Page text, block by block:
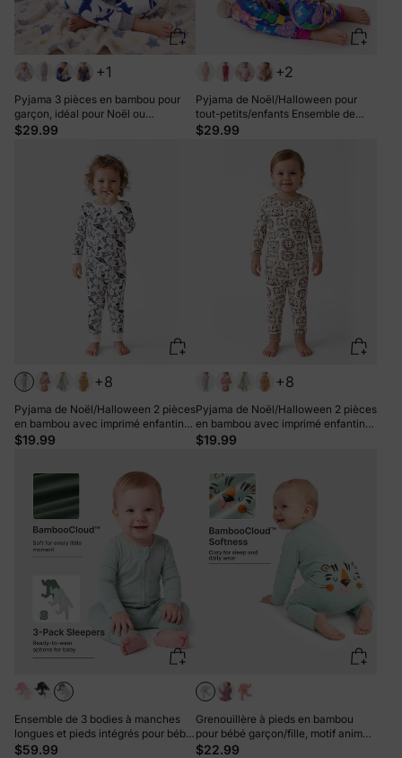
+1
Pyjama 3 pièces en bambou pour
garçon, idéal pour Noël ou
Halloween, idéal pour les 4 saisons
$29.99
+2
Pyjama de Noël/Halloween pour
tout-petits/enfants Ensemble de
pyjama 3 pièces en bambou Look 2
parfait) Bloc de couleurs
$29.99
+8
Pyjama de Noël/Halloween 2 pièces
en bambou avec imprimé enfantin
pour bébé/enfant (coupe ajustée)
$19.99
+8
Pyjama de Noël/Halloween 2 pièces
en bambou avec imprimé enfantin
pour bébé/enfant (coupe ajustée)
$19.99
Ensemble de 3 bodies à manches
longues et pieds intégrés pour bébé
garçon/fille en bambou, bleu foncé,
$59.99
Grenouillère à pieds en bambou
pour bébé garçon/fille, motif animal
enfantin, fermeture éclair double
$22.99